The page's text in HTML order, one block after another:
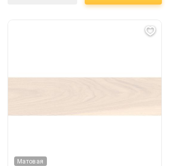
Матовая